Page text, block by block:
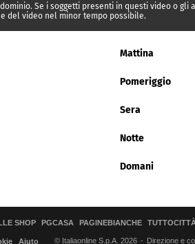
Se i soggetti presenti in questi video o
del video nel minor tempo possibile.
Mattina
Pomeriggio
Sera
Notte
Domani
SHOP PGCASA PAGINEBIANCHE TUTTOCITTÀ
Aiuto © Italiaonline S.p.A. 2026 Direzione e